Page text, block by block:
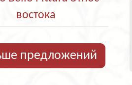
востока
предложений